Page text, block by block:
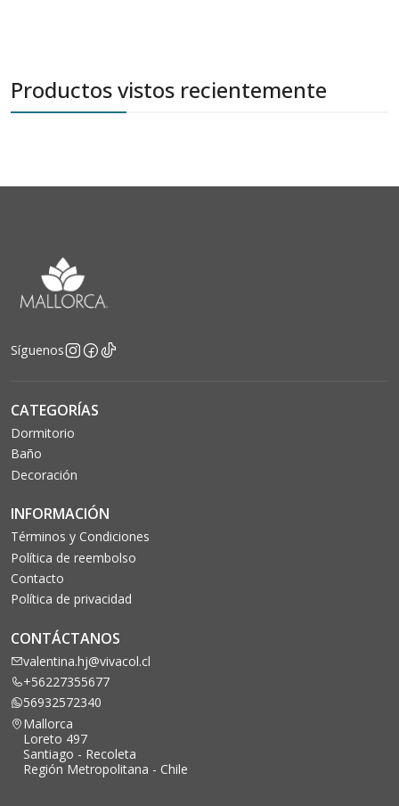
Productos vistos recientemente
Síguenos
CATEGORÍAS
Dormitorio
Baño
Decoración
INFORMACIÓN
Términos y Condiciones
Política de reembolso
Contacto
Política de privacidad
CONTÁCTANOS
valentina.hj@vivacol.cl
+56227355677
56932572340
Mallorca
Loreto 497
Santiago - Recoleta
Región Metropolitana - Chile